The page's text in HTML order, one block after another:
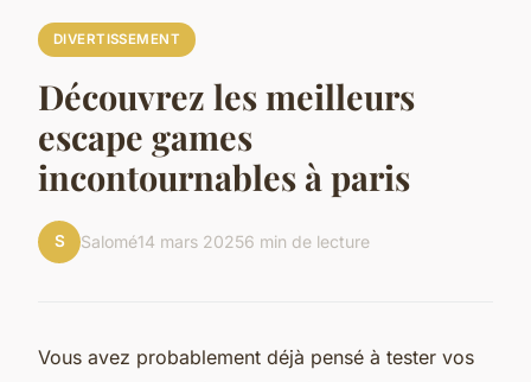
DIVERTISSEMENT
Découvrez les meilleurs
escape games
incontournables à paris
S Salomé14 mars 20256 min de lecture
Vous avez probablement déjà pensé à tester vos